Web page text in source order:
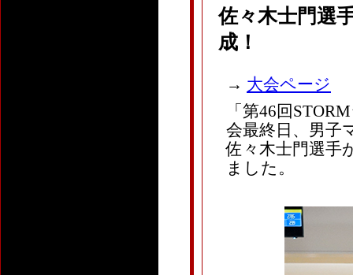
佐々木士門選
成！
→ 大会ページ
「 第46回
会最終日、男子
佐々木士門選手
ました。